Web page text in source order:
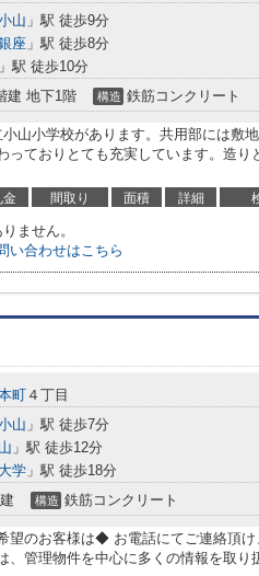
山 」駅 徒歩9分
座 」駅 徒歩8分
」駅 徒歩10分
建 地下1階 構造 鉄筋コンクリート
山小学校があります。共用部には敷
っておりとても充実しています。造り
金 間取り 面積 詳細
ません。
い合わせはこちら
町 ４丁目
山 」駅 徒歩7分
」駅 徒歩12分
学 」駅 徒歩18分
構造 鉄筋コンクリート
望のお客様は◆ お電話にてご連絡頂け
、管理物件を中心に多くの情報を取り